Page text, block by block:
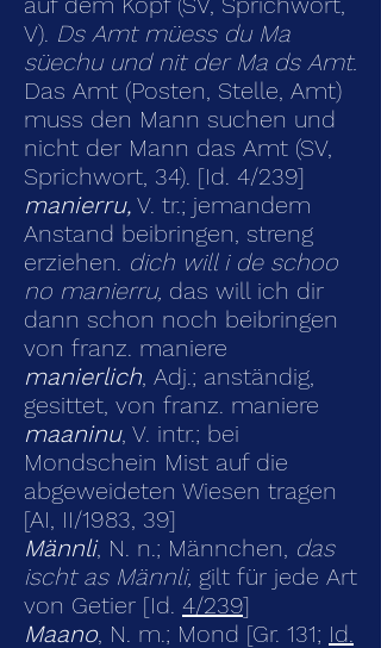
V). Ds Amt müess du Ma
süechu und nit der Ma ds Amt.
Das Amt (Posten, Stelle, Amt)
muss den Mann suchen und
nicht der Mann das Amt (SV,
Sprichwort, 34). [Id. 4/239]
manierru, V. tr.; jemandem
Anstand beibringen, streng
erziehen. dich will i de schoo
no manierru, das will ich dir
dann schon noch beibringen
von franz. maniere
manierlich, Adj.; anständig,
gesittet, von franz. maniere
maaninu, V. intr.; bei
Mondschein Mist auf die
abgeweideten Wiesen tragen
[AI, II/1983, 39]
Männli, N. n.; Männchen, das
ischt as Männli, gilt für jede Art
von Getier [Id. 4/239]
Maano, N. m.; Mond [Gr. 131; Id.